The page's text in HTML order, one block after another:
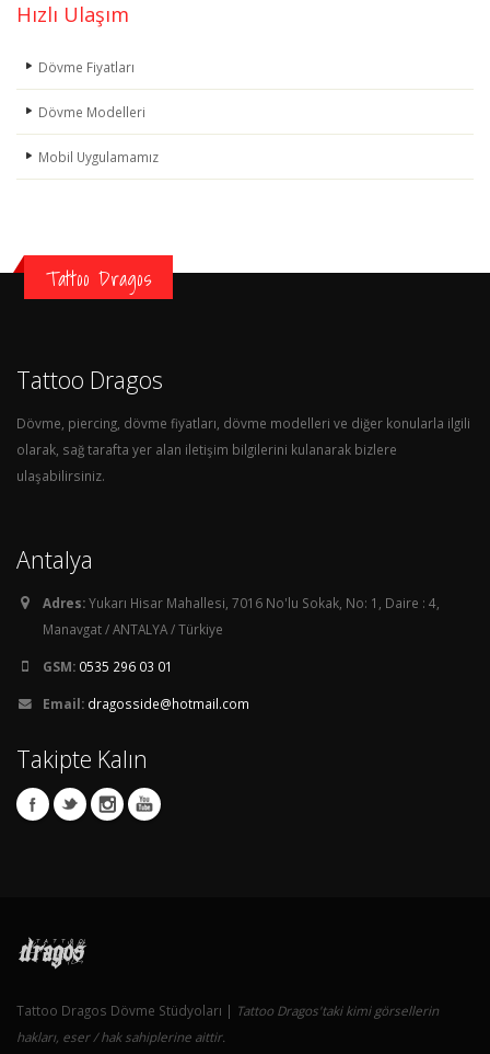
Hızlı Ulaşım
Dövme Fiyatları
Dövme Modelleri
Mobil Uygulamamız
Tattoo Dragos
Tattoo Dragos
Dövme, piercing, dövme fiyatları, dövme modelleri ve diğer konularla ilgili
olarak, sağ tarafta yer alan iletişim bilgilerini kulanarak bizlere
ulaşabilirsiniz.
Antalya
Adres:Yukarı Hisar Mahallesi, 7016 No'lu Sokak, No: 1, Daire : 4,
Manavgat / ANTALYA / Türkiye
GSM: 0535 296 03 01
Email: dragosside@hotmail.com
Takipte Kalın
Tattoo Dragos Dövme Stüdyoları | Tattoo Dragos'taki kimi görsellerin
hakları, eser / hak sahiplerine aittir.